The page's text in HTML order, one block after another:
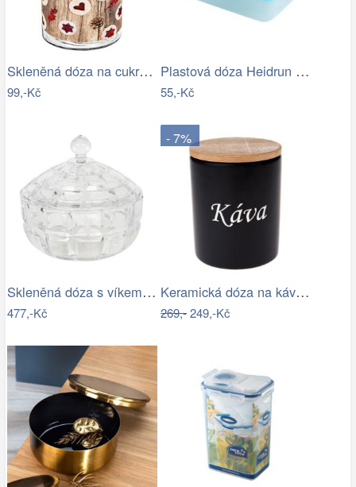
Skleněná dóza na cukroví TORO 1100ml…
99,-Kč
Plastová dóza Heidrun Polar Frost 2,1l
55,-Kč
Skleněná dóza s víkem Wenda - Ø 18*18…
477,-Kč
- 7%
Keramická dóza na kávu, 10 x 13 x 10 cm
269,-249,-Kč